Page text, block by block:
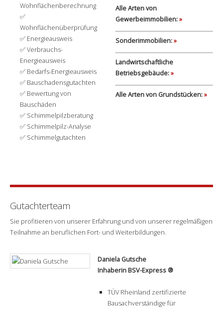
Wohnflächenberechnung
Wohnflächenüberprüfung
Energieausweis
Verbrauchs-
Energieausweis
Bedarfs-Energieausweis
Bauschadensgutachten
Bewertung von
Bauschäden
Schimmelpilzberatung
Schimmelpilz-Analyse
Schimmelgutachten
Alle Arten von
Gewerbeimmobilien:»
Sonderimmobilien:»
Landwirtschaftliche
Betriebsgebäude:»
Alle Arten von Grundstücken:»
Gutachterteam
Sie profitieren von unserer Erfahrung und von unserer regelmäßigen
Teilnahme an beruflichen Fort- und Weiterbildungen.
Daniela Gutsche
Inhaberin BSV-Express ®
TÜV Rheinland zertifizierte
Bausachverständige für